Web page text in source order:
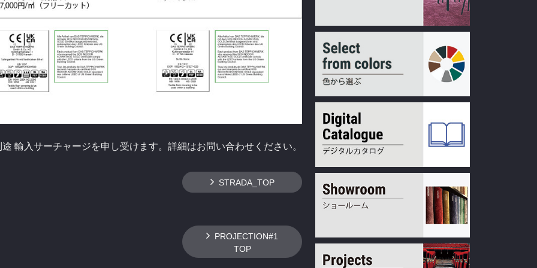
輸入サーチャージを申し受けます。詳細はお問い合わせください。
STRADA_TOP
PROJECTION#1
TOP